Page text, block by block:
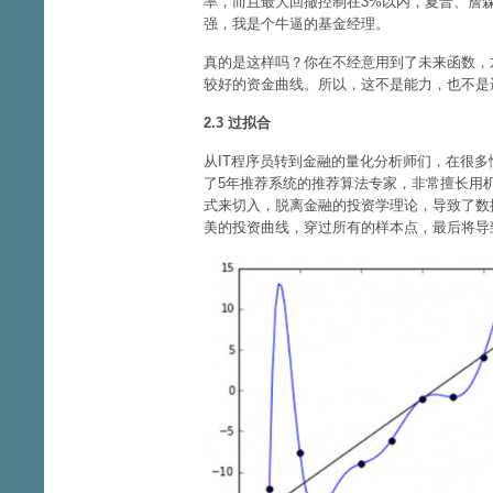
强，我是个牛逼的基金经理。
真的是这样吗？你在不经意用到了未来函数
较好的资金曲线。所以，这不是能力，也不
2.3 过拟合
从IT程序员转到金融的量化分析师们，在很
了5年推荐系统的推荐算法专家，非常擅长
式来切入，脱离金融的投资学理论，导致了
美的投资曲线，穿过所有的样本点，最后将